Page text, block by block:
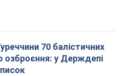
70 балістичних
озброєння: у Держдепі